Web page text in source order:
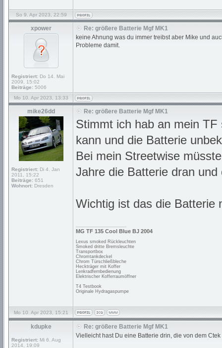
So 9. Apr 2023, 22:59
xpower
Registriert: Do 14. Mai
2009, 15:02
Beiträge: 5006
Re: größere Batterie Mgf MK1
keine Ahnung was du immer treibst aber Mike und
Probleme damit.
Mo 10. Apr 2023, 13:33
mike26dd
Registriert: Di 4. Jan
2011, 15:22
Beiträge: 651
Wohnort: Dresden
Re: größere Batterie Mgf MK1
Stimmt ich hab an mein
kann und die Batterie
Bei mein Streetwise
Jahre die Batterie dran
Wichtig ist das die Batterie
MG TF 135 Cool Blue BJ 2004
Lexus smoked Rückleuchten
Smoked dritte Bremsleuchte
Transportbox
Chromtankdeckel
Chrom Türschließbleche
Heckträger mit Koffer
Lenkradfernbedienung
Elektrischer Kofferraumöffner
T4 Testbook
Originale Hydragaspumpe
Mo 10. Apr 2023, 15:21
kdupke
Registriert: Mi 6. Aug
2014, 19:09
Re: größere Batterie Mgf MK1
Vielleicht hast Du eine Batterie drin, die von dem